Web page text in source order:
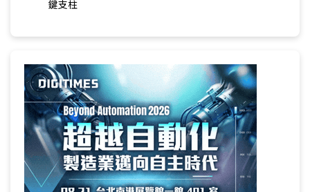
鍵支柱